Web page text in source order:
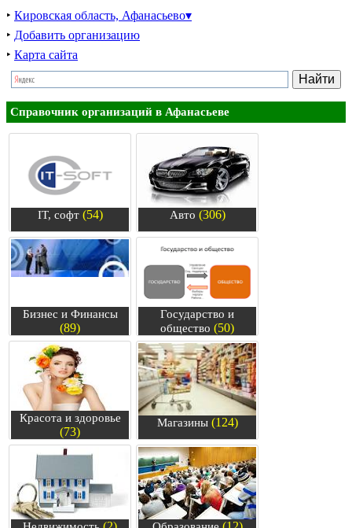
‣ Кировская область, Афанасьево▾
‣ Добавить организацию
‣ Карта сайта
Справочник организаций в Афанасьеве
IT, софт(54) Авто (306)
Бизнес и Финансы
(89)
Государство и
общество (50)
Красота и здоровье
(73)
Магазины(124)